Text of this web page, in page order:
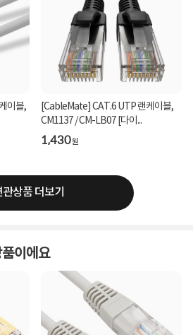
이블,
[CableMate] CAT.6 UTP 랜케이블,
CM1137 / CM-LB07 [다이...
1,430원
관상품 더보기
이에요